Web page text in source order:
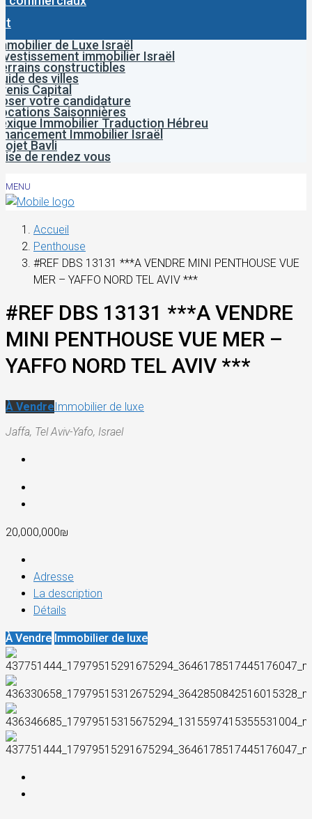
de Luxe Israël
immobilier Israël
constructibles
des villes
Capital
votre candidature
Saisonnières
Immobilier Traduction Hébreu
Immobilier Israël
Bavli
de rendez vous
MENU
Accueil
Penthouse
#REF DBS 13131 ***A VENDRE MINI PENTHOUSE VUE
MER – YAFFO NORD TEL AVIV ***
#REF DBS 13131 ***A VENDRE
MINI PENTHOUSE VUE MER –
YAFFO NORD TEL AVIV ***
À VendreImmobilier de luxe
Jaffa, Tel Aviv-Yafo, Israel
20,000,000₪
Adresse
La description
Détails
À Vendre Immobilier de luxe